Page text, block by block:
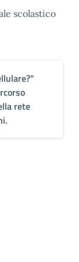
scolastico
rete